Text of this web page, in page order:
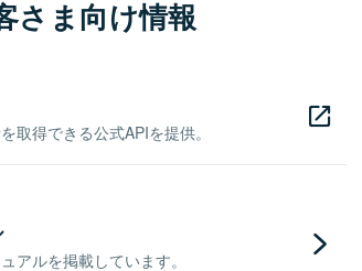
さま向け情報
取得できる公式APIを提供。
アルを掲載しています。